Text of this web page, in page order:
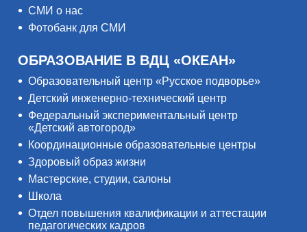
СМИ о нас
Фотобанк для СМИ
ОБРАЗОВАНИЕ В ВДЦ «ОКЕАН»
Образовательный центр «Русское подворье»
Детский инженерно-технический центр
Федеральный экспериментальный центр
«Детский автогород»
Координационные образовательные центры
Здоровый образ жизни
Мастерские, студии, салоны
Школа
Отдел повышения квалификации и аттестации
педагогических кадров